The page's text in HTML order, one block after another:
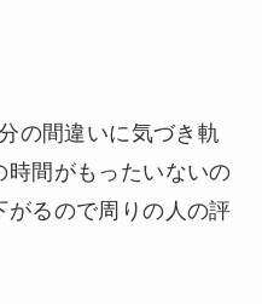
の間違いに気づき軌
間がもったいないの
がるので周りの人の評